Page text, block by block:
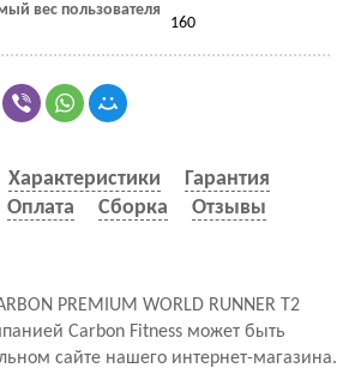
вес пользователя
160
Характеристики
Гарантия
Оплата Сборка Отзывы
PREMIUM WORLD RUNNER T2
Carbon Fitness может быть
сайте нашего интернет-магазина.